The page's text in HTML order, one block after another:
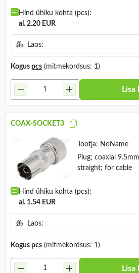
Hind ühiku kohta (pcs):
al. 2.20 EUR
Laos:
Kogus pcs(mitmekordsus: 1)
Lisa
COAX-SOCKET3
Tootja: NoName
Plug; coaxial
straight; for cable
Hind ühiku kohta (pcs):
al. 1.54 EUR
Laos:
Kogus pcs(mitmekordsus: 1)
Lisa